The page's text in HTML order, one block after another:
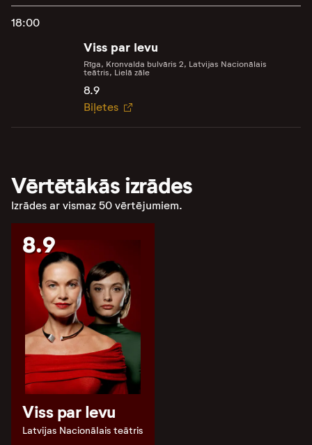
18:00
Viss par Ievu
Rīga, Kronvalda bulvāris 2, Latvijas Nacionālais
teātris, Lielā zāle
8.9
Biļetes
Vērtētākās izrādes
Izrādes ar vismaz 50 vērtējumiem.
8.9
Viss par Ievu
Latvijas Nacionālais teātris